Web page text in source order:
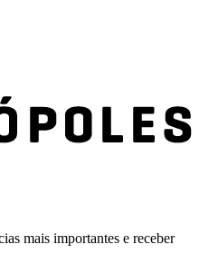
mais importantes e receber